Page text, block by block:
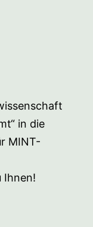
in die
MINT-
Ihnen!